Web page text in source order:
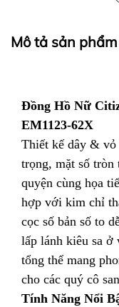
Mô tả sản phẩm
Đồng Hồ Nữ
EM1123-62X
Thiết kế dây & vỏ
trọng, mặt số tròn
quyện cùng họa
hợp với kim chỉ
cọc số bản số to
lấp lánh kiêu sa
tổng thể mang
cho các quý cô
Tính Năng Nổi